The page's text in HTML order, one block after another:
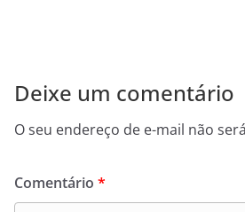
Deixe um comentário
O seu endereço de e-mail não
Comentário *